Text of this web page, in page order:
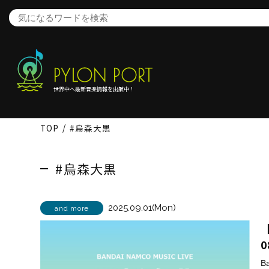
世界中へ最新音楽情報を出航中！
TOP #烏森大黒
#烏森大黒
and more 2025.09.01(Mon)